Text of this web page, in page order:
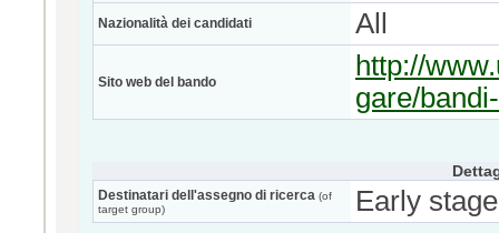
Nazionalità dei candidati All
Sito web del bando
http://
gare/
Destinatari dell'assegno di ricerca (of
target group)
Early